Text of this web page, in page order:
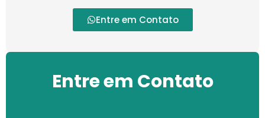
Entre em Contato
Entre em Contato